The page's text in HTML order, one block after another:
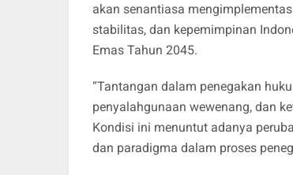
akan senantiasa
stabilitas, dan kepemimpinan
Emas Tahun 2045.
“Tantangan dalam penegakan
penyalahgunaan wewenang, dan
Kondisi ini menuntut adanya
dan paradigma dalam proses